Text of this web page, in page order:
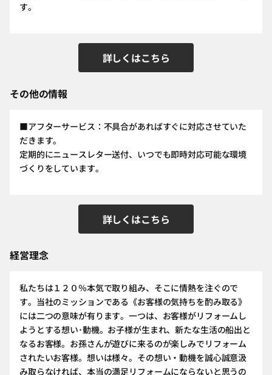
す。
詳しくはこちら
その他の情報
■アフターサービス：不具合があればすぐに対応させていた
だきます。
定期的にニュースレター送付、いつでも即時対応可能な環境
づくりをしています。
詳しくはこちら
経営理念
私たちは１２０％本気で取り組み、そこに情熱を注ぐので
す。当社のミッションである《お客様の気持ちを酌み取る》
には二つの意味が有ります。一つは、お客様がリフォームし
ようとする想い･動機。お子様が生まれ、新たな生活の船出と
なるお客様。お孫さんが遊びに来るのが楽しみでリフォーム
されたいお客様。想いは様々。その想い・動機を誠心誠意汲
み取らなければ、本当の満足リフォームにならないと思うの